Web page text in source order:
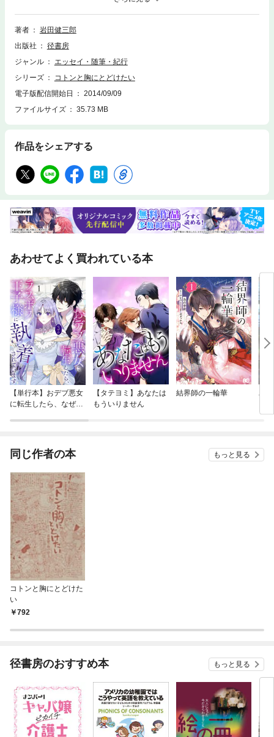
の仲間に届けられる版画による“木葉書通信”──“このはがき通信”活字の全
くない手書きが心に響く本。
著者
岩田健三郎
出版社
径書房
ジャンル
エッセイ・随筆・紀行
シリーズ
コトンと胸にとどけたい
電子版配信開始日
2014/09/09
ファイルサイズ
35.73 MB
作品をシェアする
あわせてよく買われている本
【単行本】おデブ悪女
に転生したら、なぜか
【タテヨミ】あなたは
もういりません
結界師の一輪華
バ
今
同じ作者の本 もっと見る
コトンと胸にとどけた
い
792
径書房のおすすめ本 もっと見る